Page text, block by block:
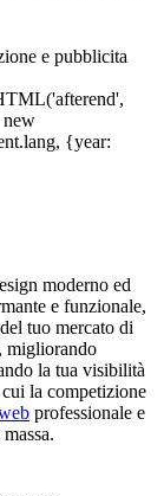
moderno ed
e funzionale,
tuo mercato di
migliorando
la tua visibilità
la competizione
professionale e